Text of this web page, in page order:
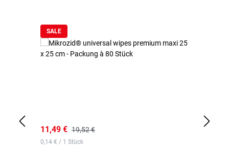
SALE
11,49 € 19,52 €
0,14 € / 1 Stück